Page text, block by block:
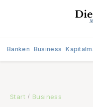
Banken Business
Start / Business